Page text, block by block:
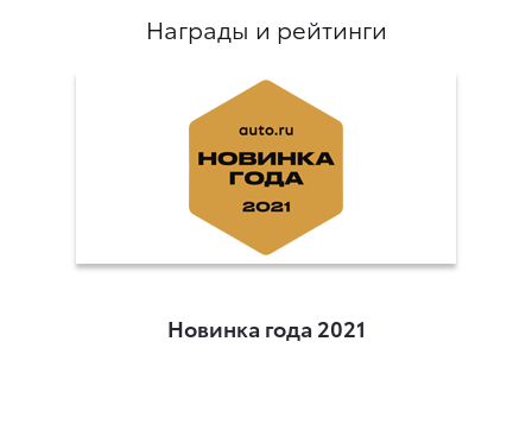
Награды и рейтинги
Новинка года 2021